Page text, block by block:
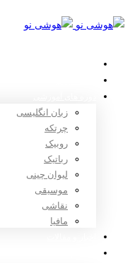
زبان انگلیسی
چرتکه
روبیک
رباتیک
لیوان چینی
موسیقی
نقاشی
مافیا